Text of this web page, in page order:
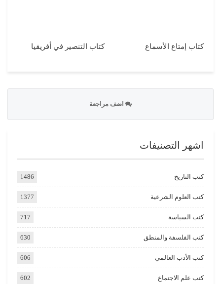
كتاب إمتاع الأسماع كتاب التنصير في أفريقيا
اضف مراجعة
اشهر التصنيفات
كتب التاريخ 1486
كتب العلوم الشرعية 1377
كتب السياسة 717
كتب الفلسفة والمنطق 630
كتب الأدب العالمي 606
كتب علم الاجتماع 602